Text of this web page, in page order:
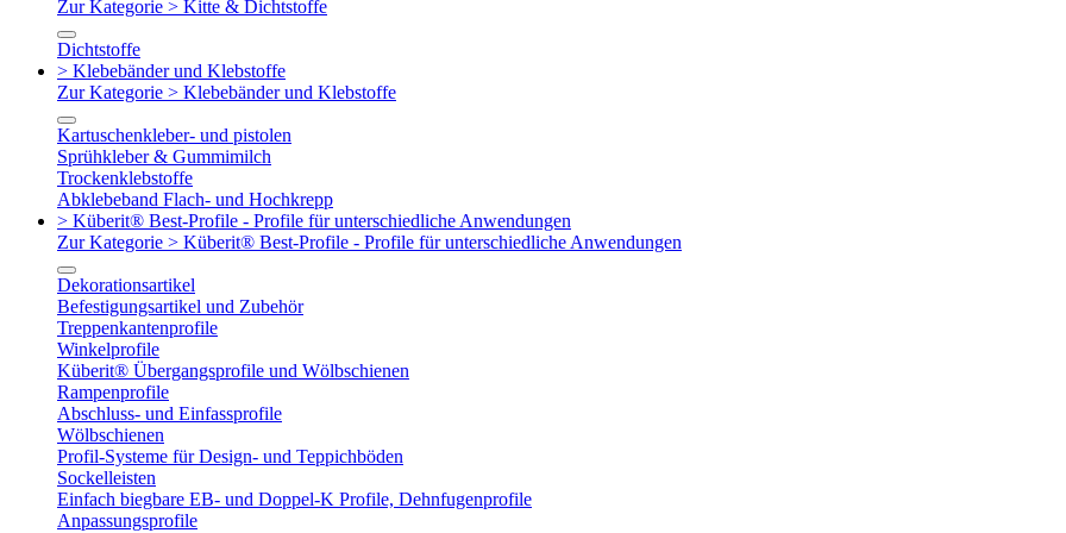
Zur Kategorie > Kitte & Dichtstoffe
Dichtstoffe
> Klebebänder und Klebstoffe
Zur Kategorie > Klebebänder und Klebstoffe
Kartuschenkleber- und pistolen
Sprühkleber & Gummimilch
Trockenklebstoffe
Abklebeband Flach- und Hochkrepp
> Küberit® Best-Profile - Profile für unterschiedliche Anwendungen
Zur Kategorie > Küberit® Best-Profile - Profile für unterschiedliche Anwendungen
Dekorationsartikel
Befestigungsartikel und Zubehör
Treppenkantenprofile
Winkelprofile
Küberit® Übergangsprofile und Wölbschienen
Rampenprofile
Abschluss- und Einfassprofile
Wölbschienen
Profil-Systeme für Design- und Teppichböden
Sockelleisten
Einfach biegbare EB- und Doppel-K Profile, Dehnfugenprofile
Anpassungsprofile